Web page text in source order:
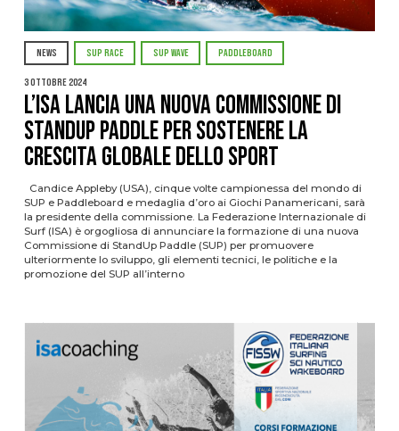
NEWS SUP RACE SUP WAVE PADDLEBOARD
3 Ottobre 2024
L’ISA Lancia una Nuova Commissione di
StandUp Paddle per Sostenere la
Crescita Globale dello Sport
Candice Appleby (USA), cinque volte campionessa del mondo di
SUP e Paddleboard e medaglia d’oro ai Giochi Panamericani, sarà
la presidente della commissione. La Federazione Internazionale di
Surf (ISA) è orgogliosa di annunciare la formazione di una nuova
Commissione di StandUp Paddle (SUP) per promuovere
ulteriormente lo sviluppo, gli elementi tecnici, le politiche e la
promozione del SUP all’interno